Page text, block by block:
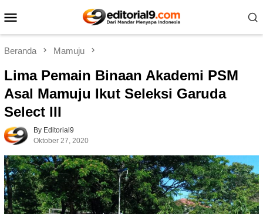
ke
Mobile
Beranda Mamuju
Lima Pemain Binaan Akademi PSM
Asal Mamuju Ikut Seleksi Garuda
Select III
By Editorial9
Oktober 27, 2020